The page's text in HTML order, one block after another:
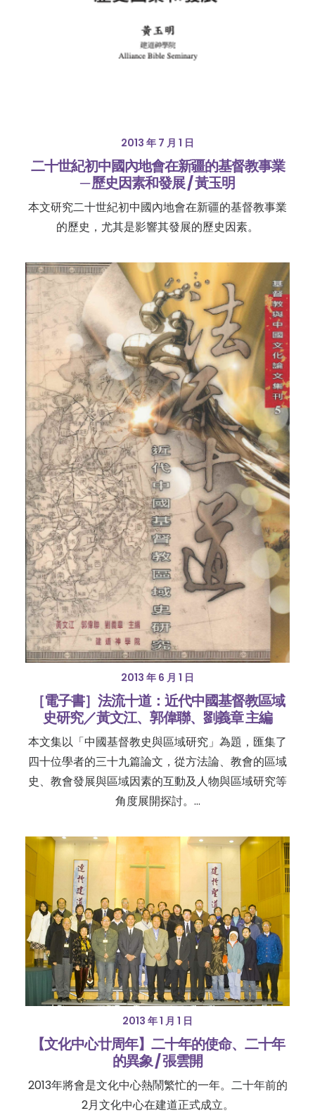
2013 年 7 月 1 日
二十世紀初中國內地會在新疆的基督教事業
─ 歷史因素和發展 / 黃玉明
本文研究二十世紀初中國內地會在新疆的基督教事業
的歷史，尤其是影響其發展的歷史因素。
2013 年 6 月 1 日
［電子書］法流十道：近代中國基督教區域
史研究／黃文江、郭偉聯、劉義章 主編
本文集以「中國基督教史與區域研究」為題，匯集了
四十位學者的三十九篇論文，從方法論、教會的區域
史、教會發展與區域因素的互動及人物與區域研究等
角度展開探討。…
2013 年 1 月 1 日
【文化中心廿周年】二十年的使命、二十年
的異象 / 張雲開
2013年將會是文化中心熱鬧繁忙的一年。二十年前的
2月文化中心在建道正式成立。